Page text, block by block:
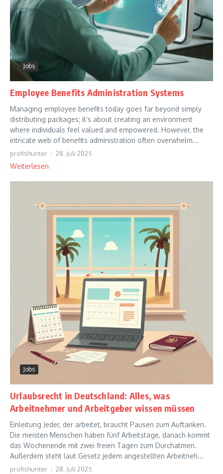
Jobs
Employee Benefits Administration Systems
Managing employee benefits today goes far beyond simply
distributing packages; it’s about creating an environment
where individuals feel valued and empowered. However, the
intricate web of benefits administration often overwhelm...
profishunter 28. Juli 2025
Weiterlesen
Jobs
Urlaubsrecht in Deutschland: Alles, was
Arbeitnehmer und Arbeitgeber wissen müssen
Einleitung Jeder, der arbeitet, braucht Pausen zum Auftanken.
Die meisten Menschen haben fünf Arbeitstage, danach kommt
das Wochenende mit zwei freien Tagen zum Durchatmen.
Außerdem steht laut Gesetz jedem angestellten Arbeitneh...
profishunter 28. Juli 2025